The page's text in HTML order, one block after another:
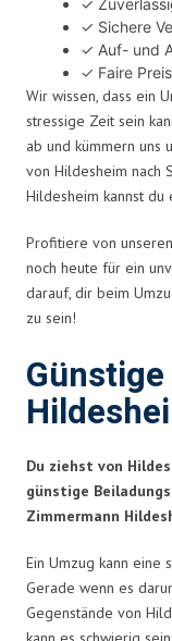
✓
✓ Sichere
✓ Auf- und
✓ Faire
Wir wissen, dass ein
stressige Zeit sein
ab und kümmern uns
von Hildesheim nach
Hildesheim kannst du
Profitiere von
noch heute für ein
darauf, dir beim
zu sein!
Du ziehst von
günstige
Zimmermann
Ein Umzug kann eine
Gerade wenn es
Gegenstände von